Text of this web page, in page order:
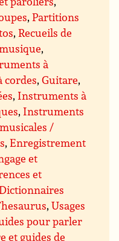
,Partitions
,Recueils de
,
à
cordes,Guitare,
, Instruments à
, Instruments
/
,Enregistrement
et
et
,Usages
pour parler
et guides de